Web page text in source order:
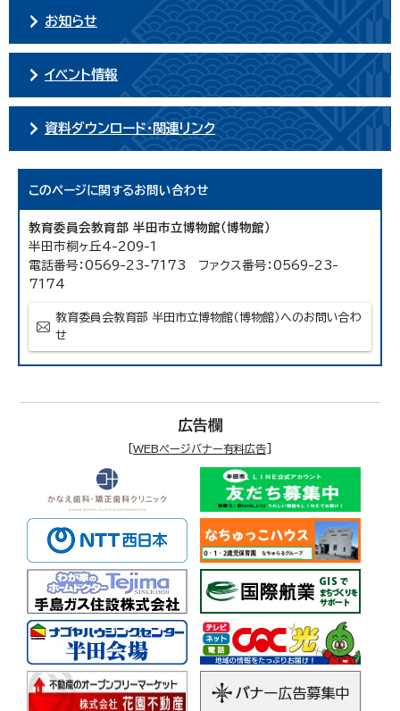
お知らせ
イベント情報
資料ダウンロード・関連リンク
このページに関するお問い合わせ
教育委員会教育部 半田市立博物館（博物館）
半田市桐ヶ丘4-209-1
電話番号：0569-23-7173 ファクス番号：0569-23-
7174
教育委員会教育部 半田市立博物館（博物館）へのお問い合わ
せ
広告欄
WEBページバナー有料広告